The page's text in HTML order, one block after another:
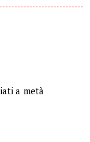
a metà